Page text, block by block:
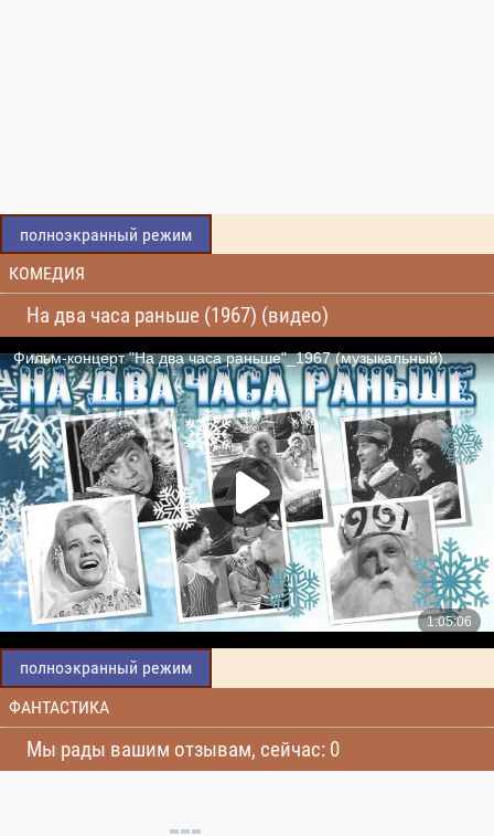
полноэкранный режим
КОМЕДИЯ
На два часа раньше (1967) (видео)
полноэкранный режим
ФАНТАСТИКА
Мы рады вашим отзывам, сейчас: 0